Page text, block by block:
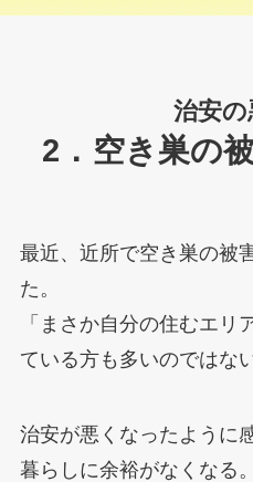
治安
2．空き巣の
最近、近所で空き巣の被
た。
「まさか自分の住むエ
ている方も多いのではな
治安が悪くなったように
暮らしに余裕がなくなる。